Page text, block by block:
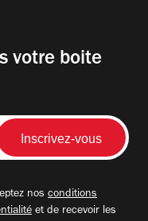
votre boite
nos conditions
et de recevoir les